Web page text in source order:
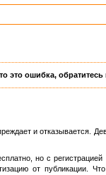
это ошибка, обратитесь
и отказывается.
но с регистрацией
от публикации.